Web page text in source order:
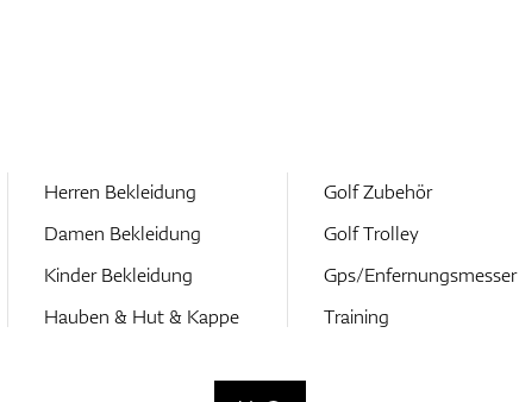
Herren Bekleidung
Damen Bekleidung
Kinder Bekleidung
Hauben & Hut & Kappe
Golf Zubehör
Golf Trolley
Gps/Enfernungsmesser
Training